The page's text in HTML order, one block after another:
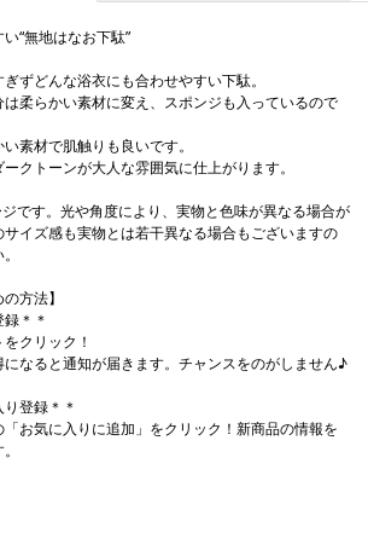
“無地はなお下駄”
ずどんな浴衣にも合わせやすい下駄。
柔らかい素材に変え、スポンジも入っているので
素材で肌触りも良いです。
クトーンが大人な雰囲気に仕上がります。
です。光や角度により、実物と色味が異なる場合が
イズ感も実物とは若干異なる場合もございますの
方法】
＊＊
クリック！
なると通知が届きます。チャンスをのがしません♪
登録＊＊
お気に入りに追加」をクリック！新商品の情報を